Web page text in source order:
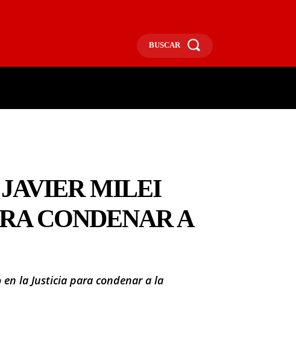
BUSCAR
JAVIER MILEI
CONDENAR A
la Justicia para condenar a la